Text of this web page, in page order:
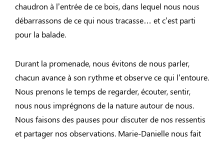
chaudron à l’entrée de ce bois, dans lequel nous nous
débarrassons de ce qui nous tracasse… et c’est parti
pour la balade.
Durant la promenade, nous évitons de nous parler,
chacun avance à son rythme et observe ce qui l’entoure.
Nous prenons le temps de regarder, écouter, sentir,
nous nous imprégnons de la nature autour de nous.
Nous faisons des pauses pour discuter de nos ressentis
et partager nos observations. Marie-Danielle nous fait